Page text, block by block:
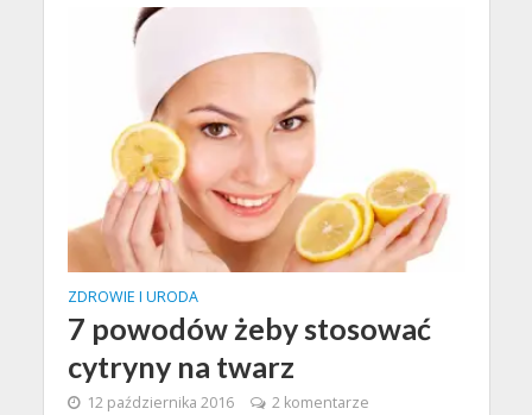
ZDROWIE I URODA
7 powodów żeby stosować
cytryny na twarz
12 października 2016 2 komentarze